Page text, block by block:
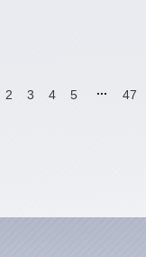
2 3 4 5 ... 47